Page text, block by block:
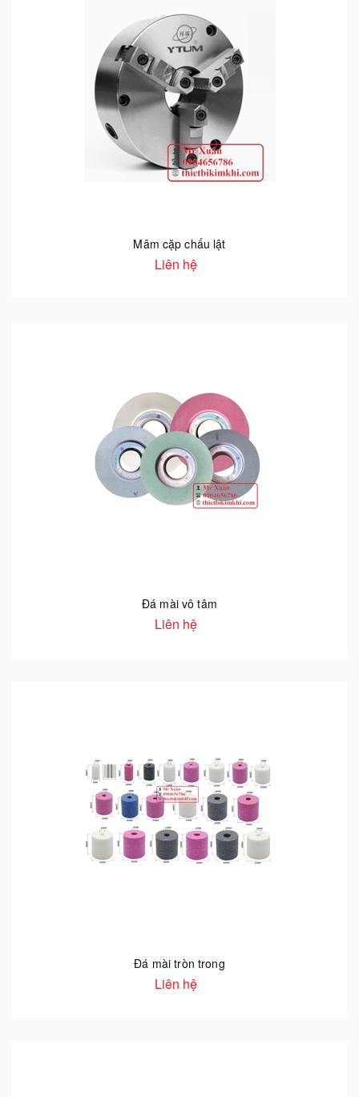
Mâm cặp chấu lật
Liên hệ
Đá mài vô tâm
Liên hệ
Đá mài tròn trong
Liên hệ